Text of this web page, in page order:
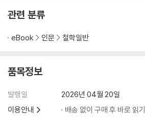
관련 분류
eBook 인문 철학일반
품목정보
발행일
2026년 04월 20일
이용안내
배송 없이 구매 후 바로 읽기